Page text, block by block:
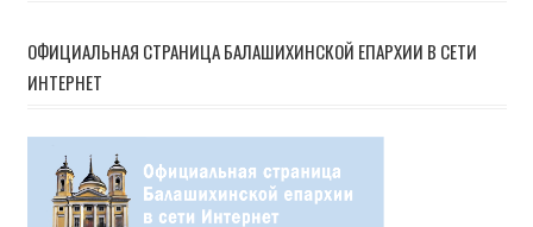
записям
ОФИЦИАЛЬНАЯ СТРАНИЦА БАЛАШИХИНСКОЙ ЕПАРХИИ В СЕТИ
ИНТЕРНЕТ